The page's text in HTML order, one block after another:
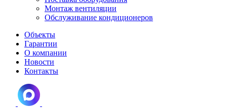
Монтаж вентиляции
Обслуживание кондиционеров
Объекты
Гарантии
О компании
Новости
Контакты